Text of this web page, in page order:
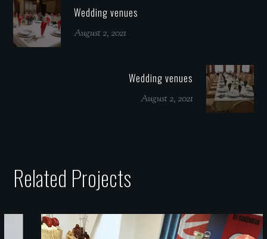
Wedding venues
August 2, 2021
Wedding venues
August 2, 2021
Related Projects